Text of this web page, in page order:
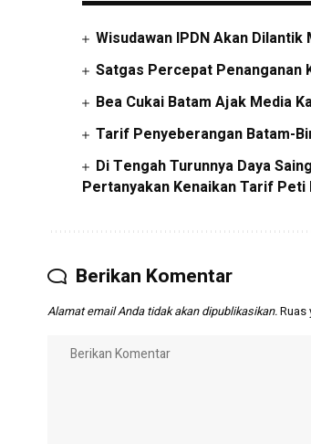
Wisudawan IPDN Akan
Satgas Percepat Penanganan
Bea Cukai Batam Ajak Media
Tarif Penyeberangan Batam-
Di Tengah Turunnya Daya
Pertanyakan Kenaikan Tarif Peti
Berikan Komentar
Alamat email Anda tidak akan dipublikasikan.Ruas